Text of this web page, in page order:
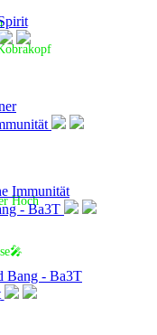
Hoch
Immunität
Bang - Ba3T